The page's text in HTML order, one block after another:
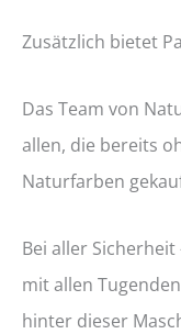
Zusätzlich bietet
Das Team von
allen, die bereits
Naturfarben
Bei aller
mit allen
hinter dieser